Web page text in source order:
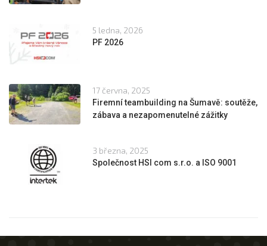
5 ledna, 2026
PF 2026
17 června, 2025
Firemní teambuilding na Šumavě: soutěže,
zábava a nezapomenutelné zážitky
3 března, 2025
Společnost HSI com s.r.o. a ISO 9001